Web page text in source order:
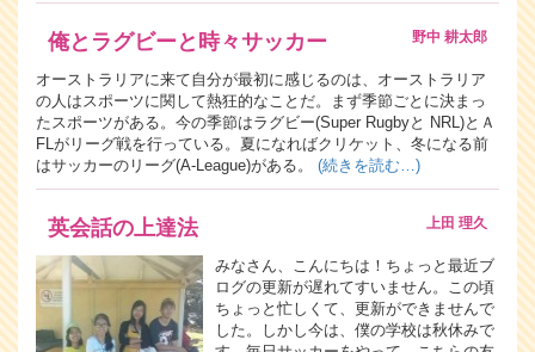
俺とラグビーと時々サッカー 野中 耕太郎
オーストラリアに来て自分が最初に感じるのは、オーストラリア
の人はスポーツに関して熱狂的なことだ。まず季節ごとに決まっ
たスポーツがある。今の季節はラグビー(Super Rugbyと NRL)とＡ
FLがリーグ戦を行っている。夏になればクリケット、冬になる前
はサッカーのリーグ(A-League)がある。 (続きを読む…)
英会話の上達法 上田 理久
みなさん、こんにちは！ちょっと最近ブ
ログの更新が遅れてすいません。この頃
ちょっと忙しくて、更新ができませんで
した。しかし今は、僕の学校は秋休みで